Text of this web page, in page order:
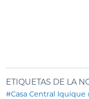
ETIQUETAS DE LA
#Casa Central Iquique